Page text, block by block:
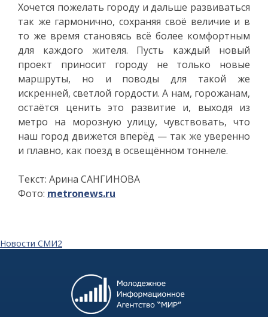
Хочется пожелать городу и дальше развиваться
так же гармонично, сохраняя своё величие и в
то же время становясь всё более комфортным
для каждого жителя. Пусть каждый новый
проект приносит городу не только новые
маршруты, но и поводы для такой же
искренней, светлой гордости. А нам, горожанам,
остаётся ценить это развитие и, выходя из
метро на морозную улицу, чувствовать, что
наш город движется вперёд — так же уверенно
и плавно, как поезд в освещённом тоннеле.
Текст: Арина САНГИНОВА
Фото: metronews.ru
Новости СМИ2